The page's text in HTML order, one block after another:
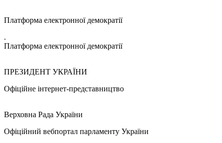
Платформа електронної демократії
.
Платформа електронної демократії
ПРЕЗИДЕНТ УКРАЇНИ
Офіційне інтернет-представництво
Верховна Рада України
Офіційний вебпортал парламенту України